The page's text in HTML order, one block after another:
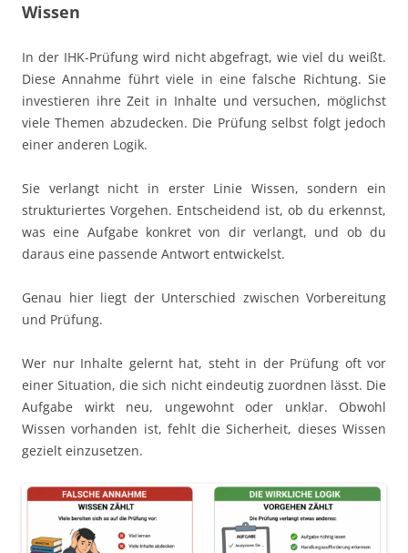
Wissen
In der IHK-Prüfung wird nicht abgefragt, wie viel du weißt.
Diese Annahme führt viele in eine falsche Richtung. Sie
investieren ihre Zeit in Inhalte und versuchen, möglichst
viele Themen abzudecken. Die Prüfung selbst folgt jedoch
einer anderen Logik.
Sie verlangt nicht in erster Linie Wissen, sondern ein
strukturiertes Vorgehen. Entscheidend ist, ob du erkennst,
was eine Aufgabe konkret von dir verlangt, und ob du
daraus eine passende Antwort entwickelst.
Genau hier liegt der Unterschied zwischen Vorbereitung
und Prüfung.
Wer nur Inhalte gelernt hat, steht in der Prüfung oft vor
einer Situation, die sich nicht eindeutig zuordnen lässt. Die
Aufgabe wirkt neu, ungewohnt oder unklar. Obwohl
Wissen vorhanden ist, fehlt die Sicherheit, dieses Wissen
gezielt einzusetzen.